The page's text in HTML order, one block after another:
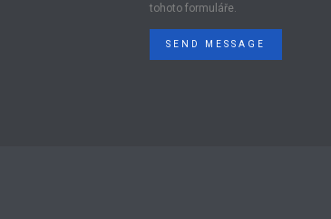
tohoto formuláře.
SEND MESSAGE